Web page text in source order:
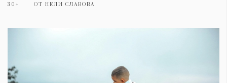
30+ ОТ НЕЛИ СЛАВОВА